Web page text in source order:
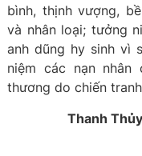
bình, thịnh vượng,
và nhân loại; tưởng
anh dũng hy sinh vì
niệm các nạn nhân
thương do chiến
Thanh